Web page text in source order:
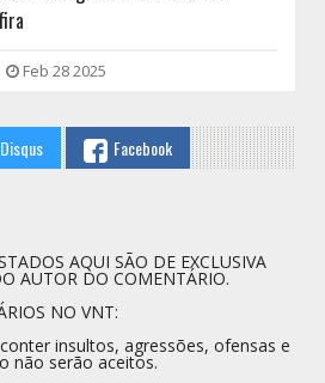
Feb 28 2025
Disqus Facebook
AQUI SÃO DE EXCLUSIVA
AUTOR DO COMENTÁRIO.
NO VNT:
insultos, agressões, ofensas e
não serão aceitos.